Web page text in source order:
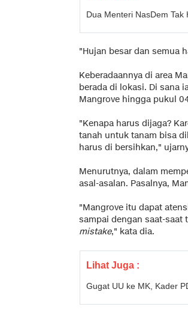
Dua Menteri NasDem
"Hujan besar dan semua
Keberadaannya di area
berada di lokasi. Di sana
Mangrove hingga pukul
"Kenapa harus dijaga?
tanah untuk tanam bisa
harus di bersihkan,"
Menurutnya, dalam
asal-asalan. Pasalnya,
"Mangrove itu dapat
sampai dengan saat-saat
mistake," kata dia.
Lihat Juga :
Gugat UU ke MK, Kader